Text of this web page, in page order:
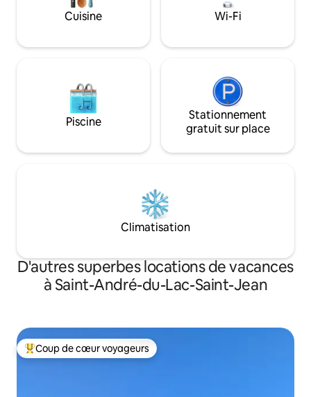
Cuisine Wi-Fi
Piscine
Stationnement
gratuit sur place
Climatisation
D'autres superbes locations de vacances
à Saint-André-du-Lac-Saint-Jean
Coup de cœur voyageurs parmi les plus aimés
Coup de cœur voyageurs